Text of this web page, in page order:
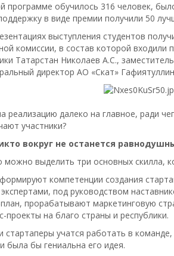
программе обучилось 316 человек,
в виде премии получили 50
выступления студентов
комиссии, в состав которой
Татарстан Николаев А.С.,
директор АО «Скат»
реализацию далеко на главное, ради
участники?
вокруг не останется
можно выделить три основных скилла,
компетенции создания
под руководством
прорабатывают маркетинговую
проекты на благо страны и республики.
учатся работать в
была бы гениальна его идея.